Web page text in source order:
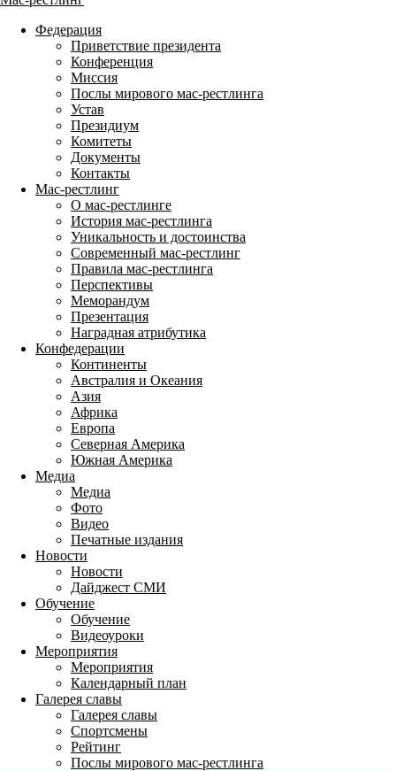
Федерация
Приветствие президента
Конференция
Миссия
Послы мирового мас-рестлинга
Устав
Президиум
Комитеты
Документы
Контакты
Мас-рестлинг
О мас-рестлинге
История мас-рестлинга
Уникальность и достоинства
Современный мас-рестлинг
Правила мас-рестлинга
Перспективы
Меморандум
Презентация
Наградная атрибутика
Конфедерации
Континенты
Австралия и Океания
Азия
Африка
Европа
Северная Америка
Южная Америка
Медиа
Медиа
Фото
Видео
Печатные издания
Новости
Новости
Дайджест СМИ
Обучение
Обучение
Видеоуроки
Мероприятия
Мероприятия
Календарный план
Галерея славы
Галерея славы
Спортсмены
Рейтинг
Послы мирового мас-рестлинга